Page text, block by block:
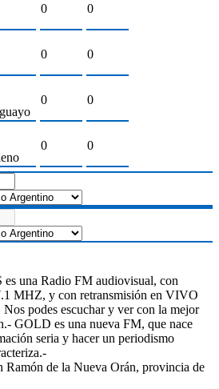
0 0
0 0
0 0
0 0
una Radio FM audiovisual, con
MHZ, y con retransmisión en VIVO
Nos podes escuchar y ver con la mejor
GOLD es una nueva FM, que nace
seria y hacer un periodismo
Ramón de la Nueva Orán, provincia de